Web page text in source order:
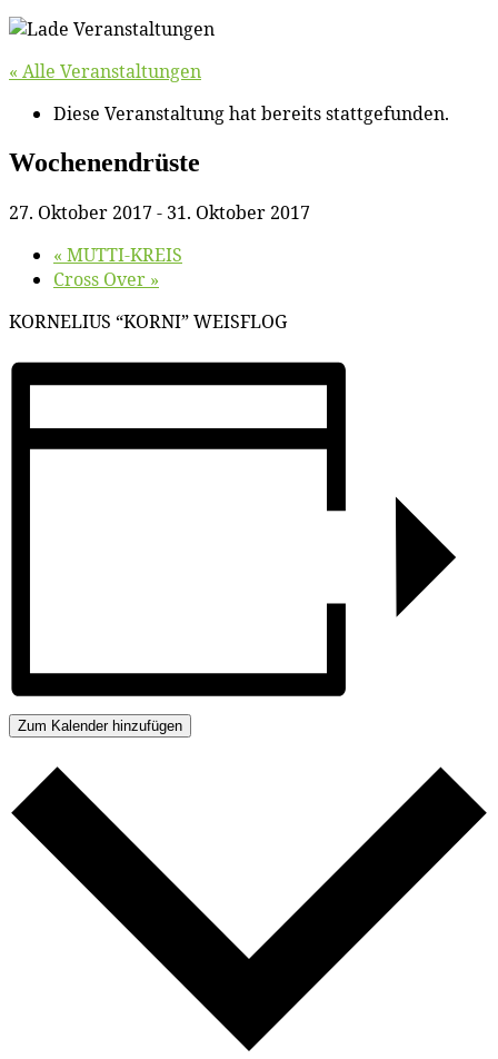
« Alle Veranstaltungen
Diese Veranstaltung hat bereits stattgefunden.
Wo­chen­en­drüs­te
27. Oktober 2017- 31. Oktober 2017
« MUTTI-KREIS
Cross Over »
KORNELIUS “KORNI” WEISFLOG
Zum Kalender hinzufügen